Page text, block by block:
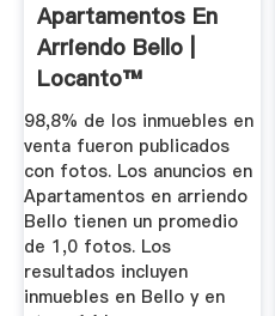
Apartamentos En
Arriendo Bello |
Locanto™
Inmuebles En Bello
98,8% de los inmuebles en
venta fueron publicados
con fotos. Los anuncios en
Apartamentos en arriendo
Bello tienen un promedio
de 1,0 fotos. Los
resultados incluyen
inmuebles en Bello y en